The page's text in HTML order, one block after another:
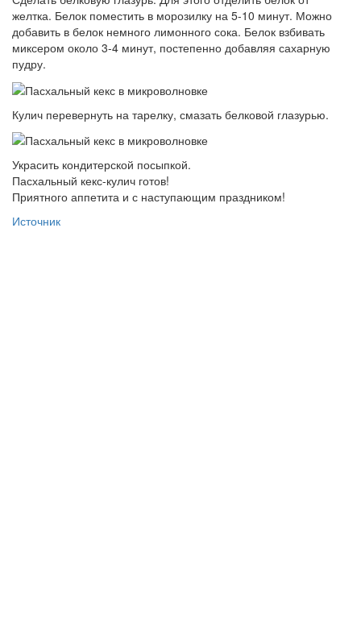
желтка. Белок поместить в морозилку на 5-10 минут. Можно
добавить в белок немного лимонного сока. Белок взбивать
миксером около 3-4 минут, постепенно добавляя сахарную
пудру.
Кулич перевернуть на тарелку, смазать белковой глазурью.
Украсить кондитерской посыпкой.
Пасхальный кекс-кулич готов!
Приятного аппетита и с наступающим праздником!
Источник